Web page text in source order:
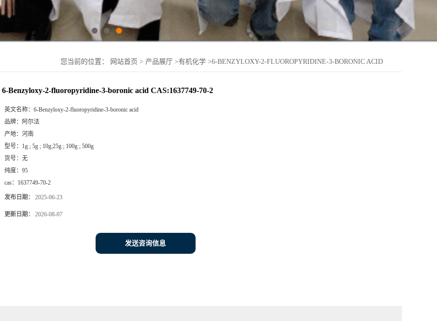
您当前的位置： 网站首页 > 产品展厅 >有机化学 >6-BENZYLOXY-2-FLUOROPYRIDINE-3-BORONIC ACID
6-Benzyloxy-2-fluoropyridine-3-boronic acid CAS:1637749-70-2
英文名称： 6-Benzyloxy-2-fluoropyridine-3-boronic acid
品牌： 阿尔法
产地： 河南
型号： 1g ; 5g ; 10g;25g ; 100g ; 500g
货号： 无
纯度： 95
cas： 1637749-70-2
发布日期： 2025-06-23
更新日期： 2026-08-07
发送咨询信息